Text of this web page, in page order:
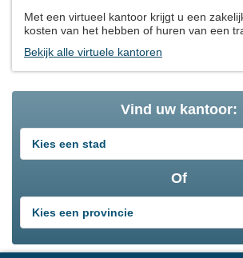
Met een virtueel kantoor krijgt u een
kosten van het hebben of huren van een
Bekijk alle virtuele kantoren
Vind uw kantoor:
Of